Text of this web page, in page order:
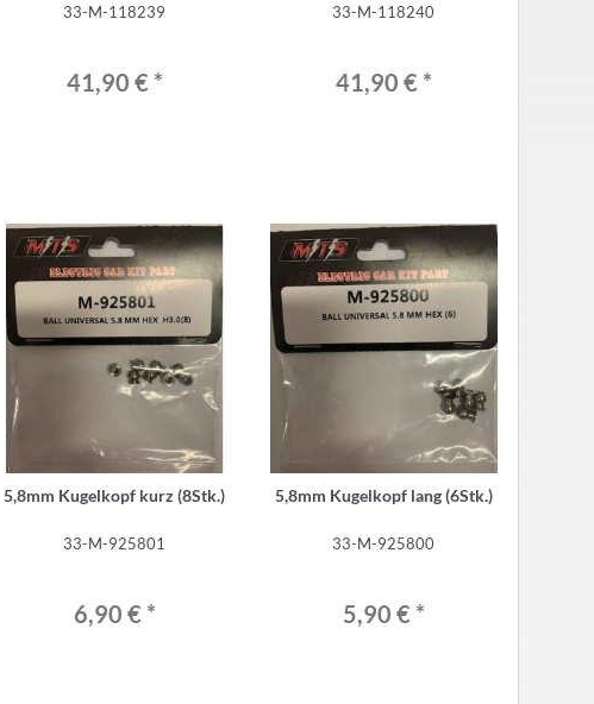
33-M-118239
41,90 € *
33-M-118240
41,90 € *
5,8mm Kugelkopf kurz (8Stk.)
33-M-925801
6,90 € *
5,8mm Kugelkopf lang (6Stk.)
33-M-925800
5,90 € *